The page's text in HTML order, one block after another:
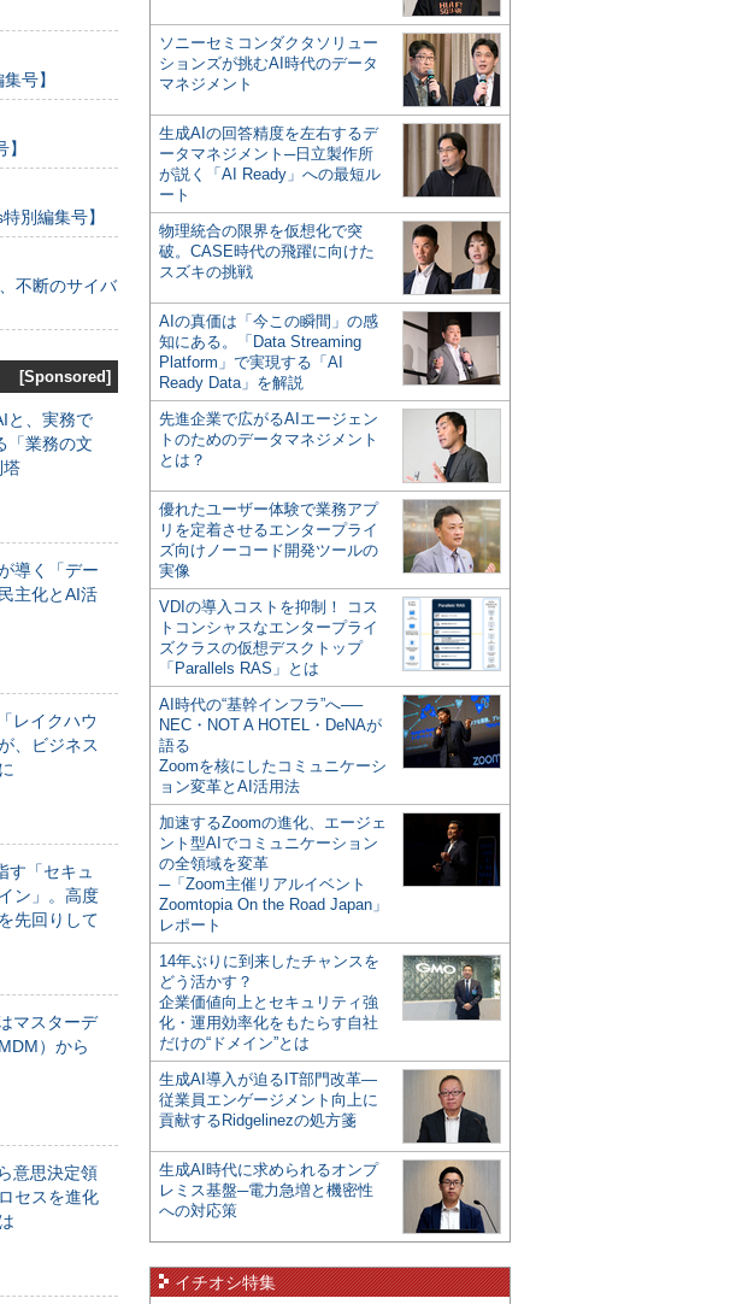
号】
別編集号】
不断のサイバ
[Sponsored]
と、実務で
「業務の文
塔
導く「デー
主化とAI活
レイクハウ
、ビジネス
す「セキュ
ン」。高度
先回りして
マスターデ
）から
意思決定領
セスを進化
ソニーセミコンダクタソリュー
ションズが挑むAI時代のデータ
マネジメント
生成AIの回答精度を左右するデ
ータマネジメント─日立製作所
が説く「AI Ready」への最短ル
ート
物理統合の限界を仮想化で突
破。CASE時代の飛躍に向けた
スズキの挑戦
AIの真価は「今この瞬間」の感
知にある。「Data Streaming
Platform」で実現する「AI
Ready Data」を解説
先進企業で広がるAIエージェン
トのためのデータマネジメント
とは？
優れたユーザー体験で業務アプ
リを定着させるエンタープライ
ズ向けノーコード開発ツールの
実像
VDIの導入コストを抑制！ コス
トコンシャスなエンタープライ
ズクラスの仮想デスクトップ
「Parallels RAS」とは
AI時代の“基幹インフラ”へ──
NEC・NOT A HOTEL・DeNAが
語る
Zoomを核にしたコミュニケーシ
ョン変革とAI活用法
加速するZoomの進化、エージェ
ント型AIでコミュニケーション
の全領域を変革
─「Zoom主催リアルイベント
Zoomtopia On the Road Japan」
レポート
14年ぶりに到来したチャンスを
どう活かす？
企業価値向上とセキュリティ強
化・運用効率化をもたらす自社
だけの“ドメイン”とは
生成AI導入が迫るIT部門改革―
従業員エンゲージメント向上に
貢献するRidgelinezの処方箋
生成AI時代に求められるオンプ
レミス基盤─電力急増と機密性
への対応策
イチオシ特集